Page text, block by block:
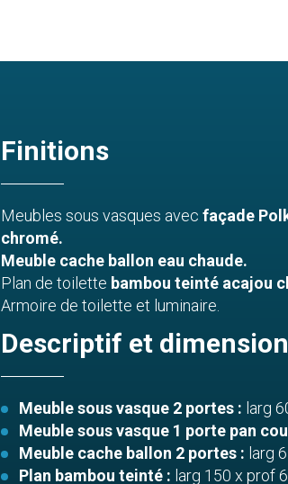
Finitions
Meubles sous vasques avec façade
chromé.
Meuble cache ballon eau chaude.
Plan de toilette bambou teinté acajou
Armoire de toilette et luminaire.
Descriptif et
Meuble sous vasque 2 portes : larg
Meuble sous vasque 1 porte pan
Meuble cache ballon 2 portes : larg
Plan bambou teinté : larg 150 x prof